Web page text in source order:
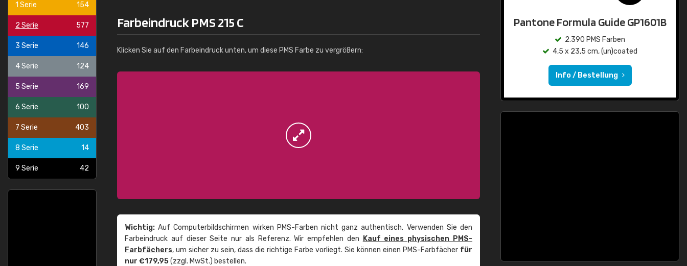
1 Serie 154
2 Serie 577
3 Serie 146
4 Serie 124
5 Serie 169
6 Serie 100
7 Serie 403
8 Serie 14
9 Serie 42
Farbeindruck PMS 215 C
Klicken Sie auf den Farbeindruck unten, um diese PMS Farbe zu vergrößern:
Wichtig: Auf Computerbildschirmen wirken PMS-Farben nicht ganz authentisch. Verwenden Sie den
Farbeindruck auf dieser Seite nur als Referenz. Wir empfehlen den
Kauf eines physischen PMS-
Farbfächers, um sicher zu sein, dass die richtige Farbe vorliegt. Sie können einen PMS-Farbfächer für
nur €179,95(zzgl. MwSt.) bestellen.
Pantone Formula Guide GP1601B
2.390 PMS Farben
4,5 x 23,5 cm, (un)coated
Info / Bestellung